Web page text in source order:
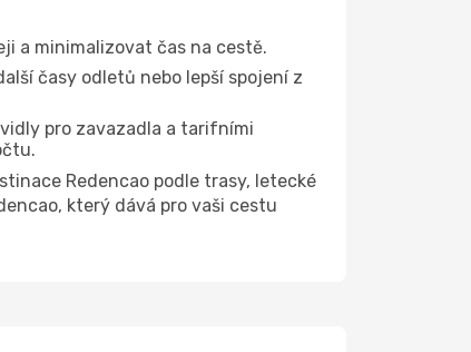
a minimalizovat čas na cestě.
časy odletů nebo lepší spojení z
pro zavazadla a tarifními
Redencao podle trasy, letecké
který dává pro vaši cestu